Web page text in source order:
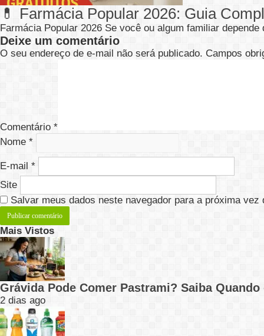
💊 Farmácia Popular 2026: Guia
Farmácia Popular 2026 Se você ou algum familiar
Deixe um comentário
O seu endereço de e-mail não será publicado. Campos
Comentário *
Nome *
E-mail *
Site
Salvar meus dados neste navegador para a próxima vez
Mais Vistos
Grávida Pode Comer Pastrami? Saiba
2 dias ago